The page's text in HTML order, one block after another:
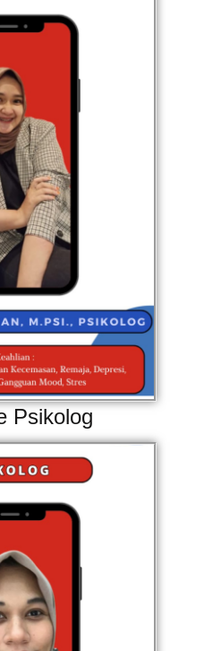
Psikolog